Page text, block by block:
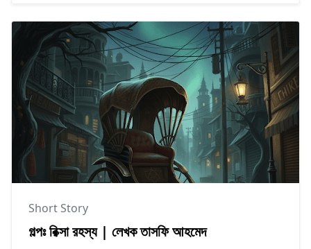
Short Story
গল্পঃ রিক্সা রহস্য | লেখক তাসফি আহমেদ